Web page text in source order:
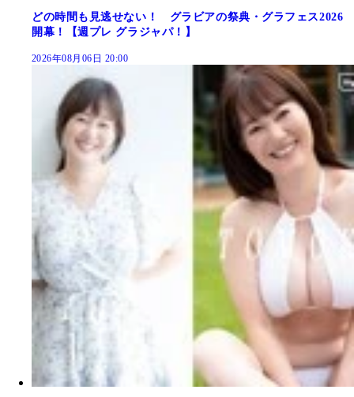
どの時間も見逃せない！ グラビアの祭典・グラフェス2026
開幕！【週プレ グラジャパ！】
2026年08月06日 20:00